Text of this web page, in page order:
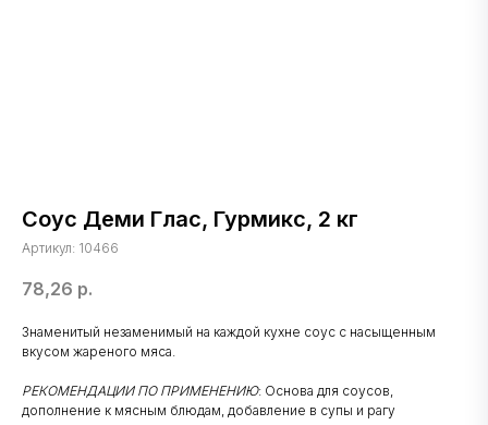
Соус Деми Глас, Гурмикс, 2 кг
Артикул: 10466
78,26 р.
Знаменитый незаменимый на каждой кухне соус с насыщенным
вкусом жареного мяса.
РЕКОМЕНДАЦИИ ПО ПРИМЕНЕНИЮ: Основа для соусов,
дополнение к мясным блюдам, добавление в супы и рагу